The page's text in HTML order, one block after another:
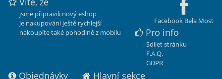
Facebook Bela Most
jsme připravili nový eshop
je nakupování ještě rychlejší
nakoupíte také pohodlně z mobilu
Pro info
Sdílet stránku
F.A.Q.
GDPR
Objednávky Hlavní sekce